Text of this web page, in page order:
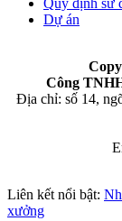
Quy định sử
Dự án
Công
Địa chỉ: số 14,
Liên kết nổi bật:
xưởng